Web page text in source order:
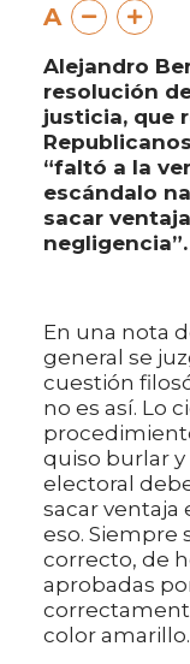
A
Alejandro
resolución
justicia, que
“faltó a la
escándalo
sacar
negligencia”.
En una nota
general se
cuestión
no es así. Lo
quiso burlar y
electoral
sacar ventaja
eso. Siempre
correcto, de
aprobadas
color amarillo.